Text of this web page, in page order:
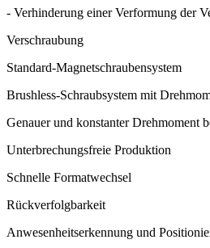
- Verhinderung einer Verformung der
Verschraubung
Standard-Magnetschraubensystem
Brushless-Schraubsystem mit
Genauer und konstanter Drehmoment
Unterbrechungsfreie Produktion
Schnelle Formatwechsel
Rückverfolgbarkeit
Anwesenheitserkennung und